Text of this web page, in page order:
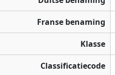
Franse benaming
Klasse
Classificatiecode